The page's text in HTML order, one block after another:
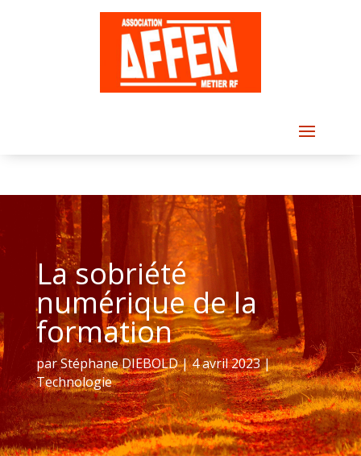
La sobriété
numérique de la
formation
parStéphane DIEBOLD|4 avril 2023|
Technologie